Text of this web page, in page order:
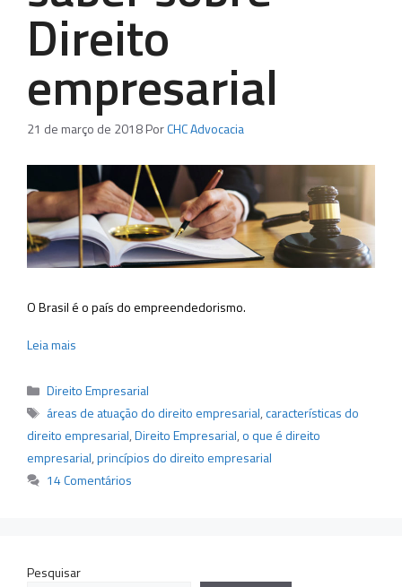
Direito
empresarial
21 de março de 2018PorCHC Advocacia
O Brasil é o país do empreendedorismo.
Leia mais
Categorias
Direito Empresarial
Tags
áreas de atuação do direito empresarial,características do
direito empresarial,Direito Empresarial,o que é direito
empresarial,princípios do direito empresarial
14 Comentários
Pesquisar